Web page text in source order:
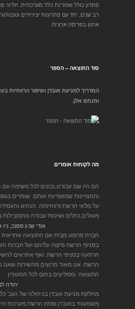
פתרון כולל ואחריות כלל מערכתית, הליווי
רב שנים, יחד עם פתרונות יצירתיים
ארגון בפריסה ארצית.
סוד התוצאה – הספר
המדריך למניעת אובדן ושיפור הרווחיות
ומנחם אלן.
מה לקוחות אומרים
הם היו שם עבורנו,נכונים לכל משימה
והמצויינות שמאפיינת אותם. שומרים
על מלאי הרשת ורווחיותה. הנהיגו
מעולים,נהלים ושיטות עבודה
אודי שניג סמנכ,
חברת פרופט מבית אם התוצאה
בסניפי הרשת פיקוח עליהם ועל חברות
הרתעה בסניפי הרשת. ואף אחראים
הרשת. אנו מאוד מרוצים מהשירות
התוצאה .וממליצים בחום לכל המעוניין
יהודה
מחלקת מניעת אובדן בניהולה של הגב'
משמעותי באובדן ופחת הרשת.מערכות